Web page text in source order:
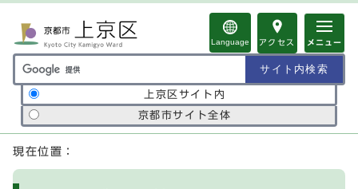
Language アクセス メニュー
サイト内検索の範囲
上京区サイト内
京都市サイト全体
ここから本文です
現在位置：